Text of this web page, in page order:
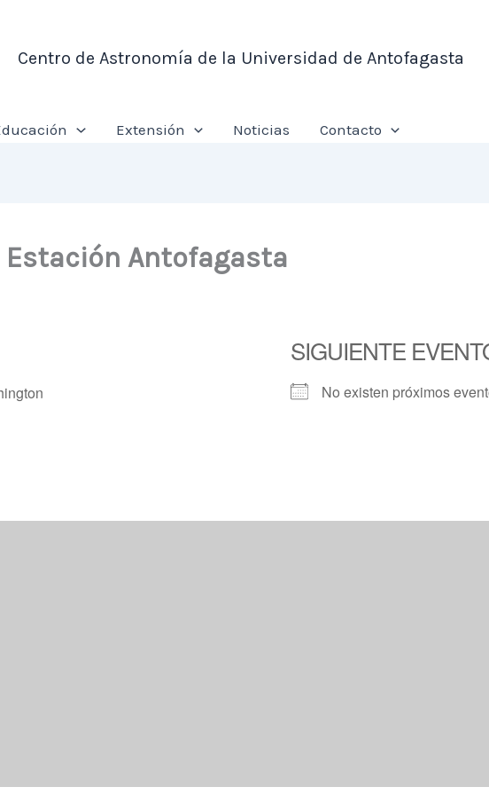
Centro de Astronomía de la Universidad de Antofagasta
Extensión Noticias Contacto
Antofagasta
SIGUIENTE
No existen próximos